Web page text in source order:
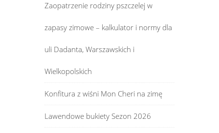
Zaopatrzenie rodziny pszczelej w
zapasy zimowe – kalkulator i normy dla
uli Dadanta, Warszawskich i
Wielkopolskich
Konfitura z wiśni Mon Cheri na zimę
Lawendowe bukiety Sezon 2026